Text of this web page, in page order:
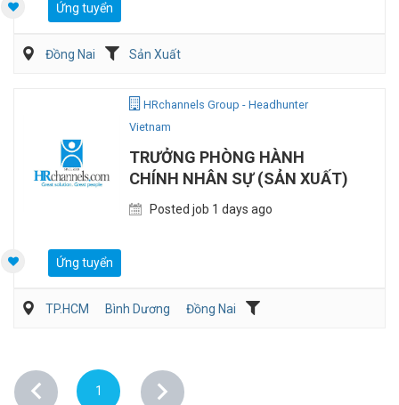
Ứng tuyển
Đồng Nai Sản Xuất
HRchannels Group - Headhunter
Vietnam
TRƯỞNG PHÒNG HÀNH
CHÍNH NHÂN SỰ (SẢN XUẤT)
Posted job 1 days ago
Ứng tuyển
TP.HCM Bình Dương
Đồng Nai
1